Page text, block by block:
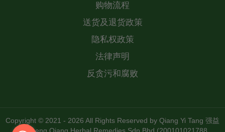
购物流程
送货及退货政策
隐私权政策
法律声明
反贪污和腐败
Copyright © 2021 - 2026 All Rights Reserved by Qiang Yi Tang 强益